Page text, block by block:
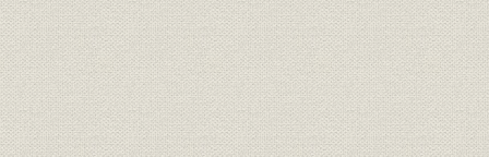
5. 朝鮮財政への寄与とその限界
6. 政府・日本銀行等の資金援助
7. 満州への進出
8. 預金・貸出業務と朝鮮の金融事情